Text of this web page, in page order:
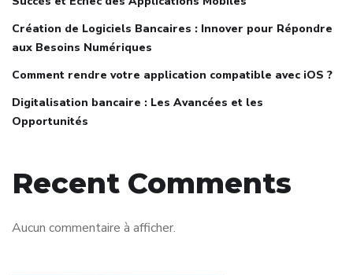
Création de Logiciels Bancaires : Innover pour Répondre
aux Besoins Numériques
Comment rendre votre application compatible avec iOS ?
Digitalisation bancaire : Les Avancées et les
Opportunités
Recent Comments
Aucun commentaire à afficher.